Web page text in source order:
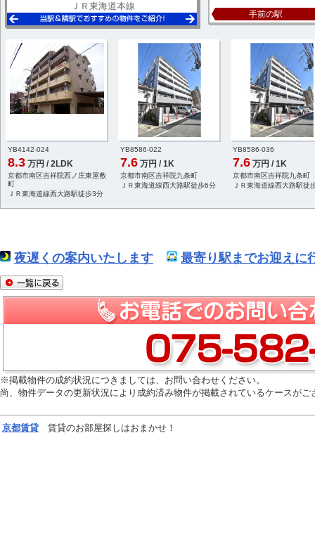
ＪＲ東海道本線
手前の駅
YB4142-024
8.3 万円 / 2LDK
京都市南区吉祥院西ノ庄東屋敷
町
ＪＲ東海道線西大路駅徒歩3分
YB8586-022
7.6 万円 / 1K
京都市南区吉祥院九条町
ＪＲ東海道線西大路駅徒歩6分
YB8586-036
7.6 万円 / 1K
京都市南区吉祥院九条町
ＪＲ東海道線西大路駅徒
夜遅くの案内いたします 最寄り駅までお迎えに
※掲載物件の成約状況につきましては、お問い合わせください。
尚、物件データの更新状況により成約済み物件が掲載されているケースが
京都賃貸 賃貸のお部屋探しはおまかせ！